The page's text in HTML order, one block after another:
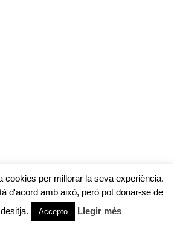
NEGRA |MAPA WEB |AVÍS
LEGAL
cookies per millorar la seva experiència.
d'acord amb això, però pot donar-se de
Accepto Llegir més